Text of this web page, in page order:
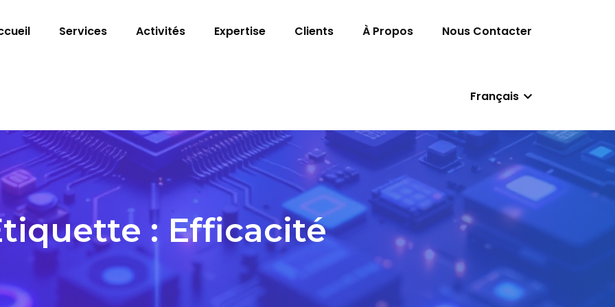
Services Activités Expertise Clients À Propos Nous Contacter
Français
: Efficacité